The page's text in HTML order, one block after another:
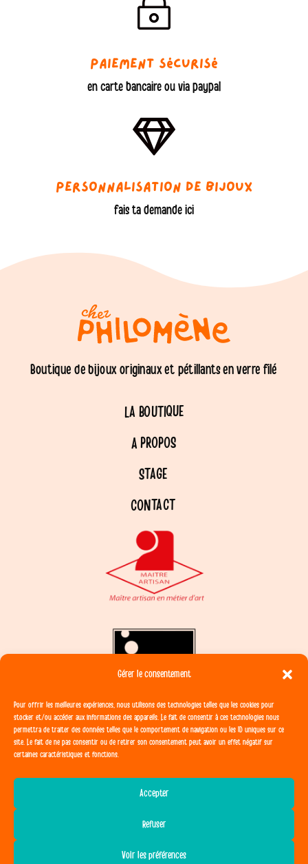
Gérer le consentement
Pour offrir les meilleures expériences, nous utilisons des technologies telles que les cookies pour
stocker et/ou accéder aux informations des appareils. Le fait de consentir à ces technologies nous
permettra de traiter des données telles que le comportement de navigation ou les ID uniques sur ce
site. Le fait de ne pas consentir ou de retirer son consentement peut avoir un effet négatif sur
certaines caractéristiques et fonctions.
Accepter
Refuser
Voir les préférences
~
Paiement sécurisé
en carte bancaire ou via paypal

Personnalisation de bijoux
fais ta demande ici
Boutique de bijoux originaux et pétillants en verre filé
LA BOUTIQUE
A PROPOS
STAGE
CONTACT
Site créé parMorgane Marie
Mentions légales Politique de Confidentialité